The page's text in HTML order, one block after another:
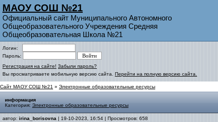
МАОУ СОШ №21
Официальный сайт Муниципального Автономного
Общеобразовательного Учреждения Средняя
Общеобразовательная Школа №21
Логин:
Пароль:
Регистрация на сайте! Забыли пароль?
Вы просматриваете мобильную версию сайта. Перейти на полную версию сайта.
Сайт МАОУ СОШ №21 » Электронные образовательные ресурсы
информация
Категория: Электронные образовательные ресурсы
автор: irina_borisovna | 19-10-2023, 16:54 | Просмотров: 658